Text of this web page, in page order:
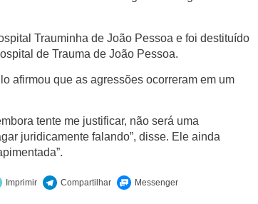
Trauminha de João Pessoa e foi destituído
de Trauma de João Pessoa.
afirmou que as agressões ocorreram em um
tente me justificar, não será uma
juridicamente falando”, disse. Ele ainda